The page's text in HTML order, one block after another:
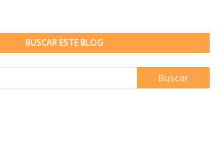
BUSCAR ESTE BLOG